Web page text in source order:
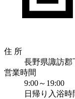
住 所
長野県諏訪郡
営業時間
9:00～19:00
日帰り入浴時